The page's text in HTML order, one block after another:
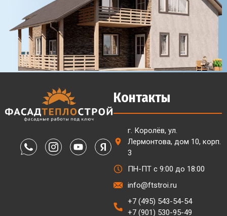
Контакты
г. Королёв, ул.
Лермонтова, дом 10, корп.
3
ПН-ПТ с 9:00 до 18:00
info@ftstroi.ru
+7 (495) 543-54-54
+7 (901) 530-95-49